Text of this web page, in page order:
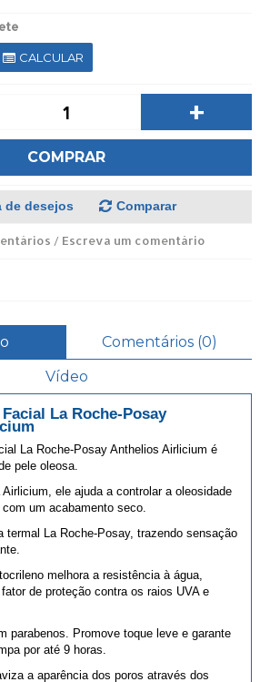
CALCULAR
+
COMPRAR
de desejos Comparar
/ Escreva um comentário
Comentários (0)
Vídeo
La Roche-Posay
La Roche-Posay Anthelios Airlicium é
pele oleosa.
ele ajuda a controlar a oleosidade
um acabamento seco.
termal La Roche-Posay, trazendo sensação
melhora a resistência à água,
de proteção contra os raios UVA e
parabenos. Promove toque leve e garante
por até 9 horas.
a aparência dos poros através dos